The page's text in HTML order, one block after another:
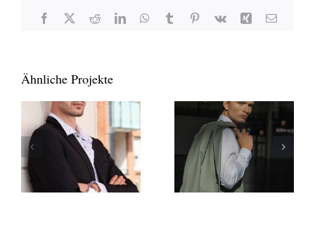
Facebook
X RedditLinkedInWhatsApp
TumblrPinterest
Vk Xing E-
Ähnliche Projekte